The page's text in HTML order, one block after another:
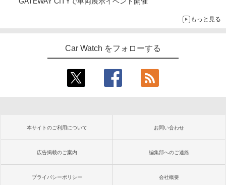
もっと見る
Car Watch をフォローする
本サイトのご利用について お問い合わせ
広告掲載のご案内 編集部へのご連絡
プライバシーポリシー 会社概要